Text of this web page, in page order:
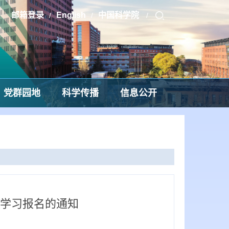
邮箱登录 / English / 中国科学院 /
党群园地 科学传播 信息公开
习报名的通知